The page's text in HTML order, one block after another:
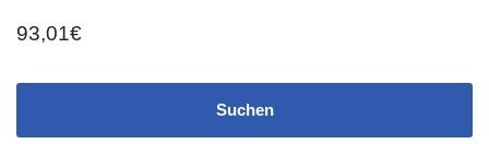
93,01€
Suchen